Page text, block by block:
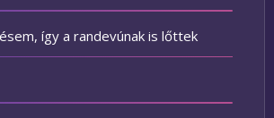
így a randevúnak is lőttek